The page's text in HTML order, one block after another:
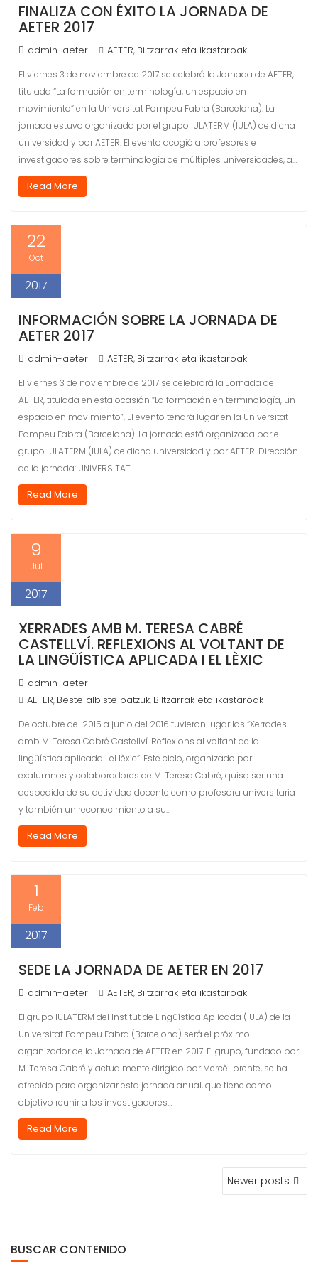
FINALIZA CON ÉXITO LA JORNADA DE
AETER 2017
admin-aeter AETER, Biltzarrak eta ikastaroak
El viernes 3 de noviembre de 2017 se celebró la Jornada de AETER,
titulada “La formación en terminología, un espacio en
movimiento” en la Universitat Pompeu Fabra (Barcelona). La
jornada estuvo organizada por el grupo IULATERM (IULA) de dicha
universidad y por AETER. El evento acogió a profesores e
investigadores sobre terminología de múltiples universidades, a…
Read More
22
Oct
2017
INFORMACIÓN SOBRE LA JORNADA DE
AETER 2017
admin-aeter AETER, Biltzarrak eta ikastaroak
El viernes 3 de noviembre de 2017 se celebrará la Jornada de
AETER, titulada en esta ocasión “La formación en terminología, un
espacio en movimiento”. El evento tendrá lugar en la Universitat
Pompeu Fabra (Barcelona). La jornada está organizada por el
grupo IULATERM (IULA) de dicha universidad y por AETER. Dirección
de la jornada: UNIVERSITAT…
Read More
9
Jul
2017
XERRADES AMB M. TERESA CABRÉ
CASTELLVÍ. REFLEXIONS AL VOLTANT DE
LA LINGÜÍSTICA APLICADA I EL LÈXIC
admin-aeter
AETER, Beste albiste batzuk, Biltzarrak eta ikastaroak
De octubre del 2015 a junio del 2016 tuvieron lugar las “Xerrades
amb M. Teresa Cabré Castellví. Reflexions al voltant de la
lingüística aplicada i el lèxic”. Este ciclo, organizado por
exalumnos y colaboradores de M. Teresa Cabré, quiso ser una
despedida de su actividad docente como profesora universitaria
y también un reconocimiento a su…
Read More
1
Feb
2017
SEDE LA JORNADA DE AETER EN 2017
admin-aeter AETER, Biltzarrak eta ikastaroak
El grupo IULATERM del Institut de Lingüística Aplicada (IULA) de la
Universitat Pompeu Fabra (Barcelona) será el próximo
organizador de la Jornada de AETER en 2017. El grupo, fundado por
M. Teresa Cabré y actualmente dirigido por Mercè Lorente, se ha
ofrecido para organizar esta jornada anual, que tiene como
objetivo reunir a los investigadores…
Read More
Newer posts
BUSCAR CONTENIDO